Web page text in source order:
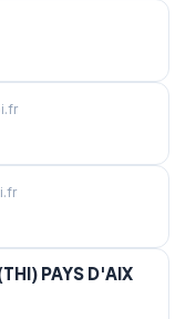
PAYS D'AIX